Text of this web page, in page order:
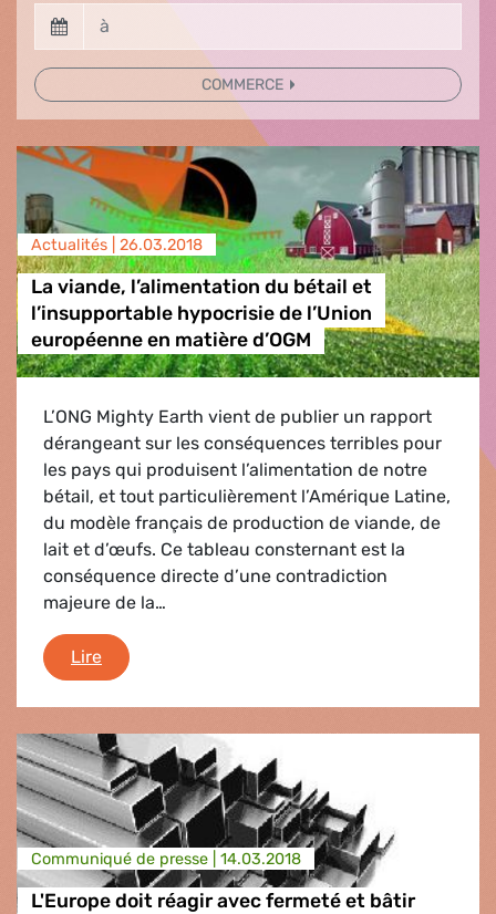
COMMERCE
Actualités | 26.03.2018
La viande, l’alimentation du bétail et
l’insupportable hypocrisie de l’Union
européenne en matière d’OGM
L’ONG Mighty Earth vient de publier un rapport
dérangeant sur les conséquences terribles pour
les pays qui produisent l’alimentation de notre
bétail, et tout particulièrement l’Amérique Latine,
du modèle français de production de viande, de
lait et d’œufs. Ce tableau consternant est la
conséquence directe d’une contradiction
majeure de la…
LireLa viande, l’alimentation du bétail et
Communiqué de presse | 14.03.2018
L'Europe doit réagir avec fermeté et bâtir